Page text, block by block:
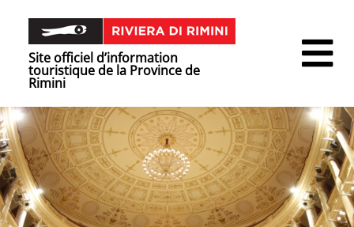
Site officiel d’information
touristique de la Province de
Rimini